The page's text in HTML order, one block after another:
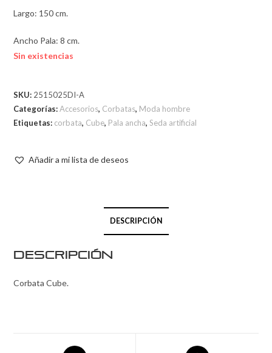
Largo: 150 cm.
Ancho Pala: 8 cm.
Sin existencias
SKU: 2515025DI-A
Categorías:Accesorios, Corbatas, Moda hombre
Etiquetas: corbata, Cube, Pala ancha,Seda artificial
Añadir a mi lista de deseos
DESCRIPCIÓN
Descripción
Corbata Cube.